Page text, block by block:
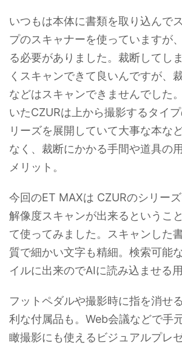
いつもは本体に書類を取り込んで
プのスキャナーを使っていますが
る必要がありました。裁断してし
くスキャンできて良いんですが、
などはスキャンできませんでした
いたCZURは上から撮影するタイ
リーズを展開していて大事な本な
なく、裁断にかかる手間や道具の
メリット。
今回のET MAXは CZURのシリー
解像度スキャンが出来るというこ
て使ってみました。スキャンした
質で細かい文字も精細。検索可能
イルに出来のでAIに読み込ませる用
フットペダルや撮影時に指を消せ
利な付属品も。Web会議などで手
瞰撮影にも使えるビジュアルプレ